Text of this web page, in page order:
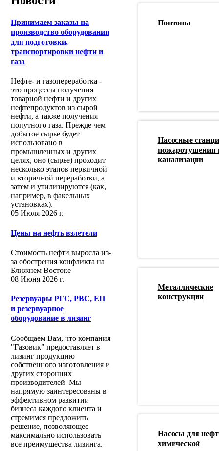
Принимаем заказы на
производство оборудования
для подготовки,
транспортировки нефти и
газа
Нефте- и газопереработка -
это процессы получения
товарной нефти и других
нефтепродуктов из сырой
нефти, а также получения
попутного газа. Прежде чем
добытое сырье будет
использовано в
промышленных и других
целях, оно (сырье) проходит
несколько этапов первичной
и вторичной переработки, а
затем и утилизируются (как,
например, в факельных
установках).
05 Июля 2026 г.
Цены на нефть взлетели
Стоимость нефти выросла из-
за обострения конфликта на
Ближнем Востоке
08 Июня 2026 г.
Резервуары РГС, РВС, ЕП
и резервуарное
оборудование в лизинг
Сообщаем Вам, что компания
"Газовик" предоставляет в
лизинг продукцию
собственного изготовления и
других сторонних
производителей. Мы
напрямую заинтересованы в
эффективном развитии
бизнеса каждого клиента и
стремимся предложить
решение, позволяющее
максимально использовать
все преимущества лизинга.
Понтоны
Насосные
пожаротушения
канализации
Металлические
конструкции
Насосы для
химической